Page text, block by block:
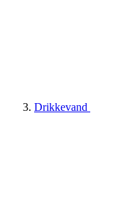
Drikkevand